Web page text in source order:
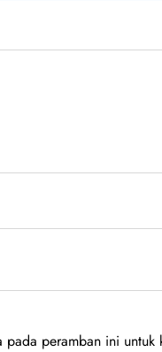
peramban ini untuk